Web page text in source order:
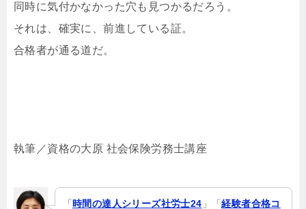
同時に気付かなかった穴も見つかるだろう。
それは、確実に、前進している証。
合格者が通る道だ。
執筆／資格の大原 社会保険労務士講座
「 時間の達人シリーズ社労士24 」「経験者合格コ